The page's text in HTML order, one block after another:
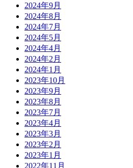
2024年9月
2024年8月
2024年7月
2024年5月
2024年4月
2024年2月
2024年1月
2023年10月
2023年9月
2023年8月
2023年7月
2023年4月
2023年3月
2023年2月
2023年1月
2022年11月